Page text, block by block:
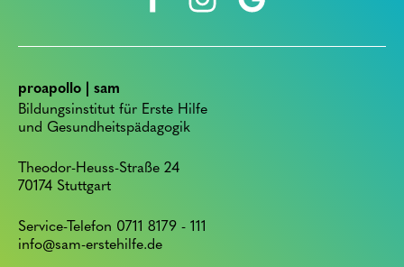
proapollo | sam
Bildungsinstitut für Erste Hilfe
und Gesundheitspädagogik
Theodor-Heuss-Straße 24
70174 Stuttgart
Service-Telefon 0711 8179 - 111
info@sam-erstehilfe.de